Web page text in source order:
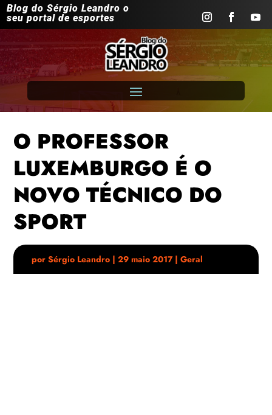
Blog do Sérgio Leandro o
seu portal de esportes
O PROFESSOR
LUXEMBURGO É O
NOVO TÉCNICO DO
SPORT
porSérgio Leandro |29 maio 2017|Geral